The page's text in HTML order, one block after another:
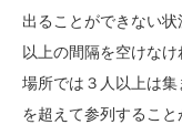
出ることができない
以上の間隔を空けな
場所では３人以上は
を超えて参列するこ